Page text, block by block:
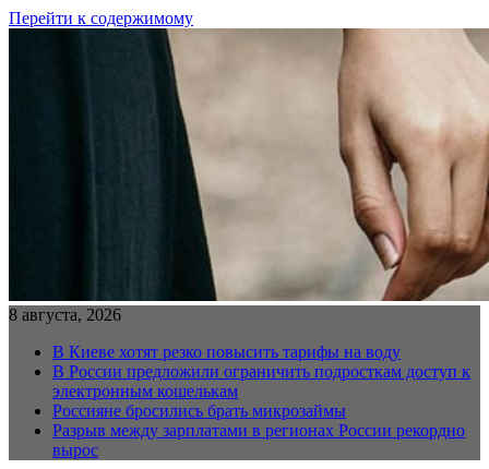
Перейти к содержимому
8 августа, 2026
В Киеве хотят резко повысить тарифы на воду
В России предложили ограничить подросткам доступ к
электронным кошелькам
Россияне бросились брать микрозаймы
Разрыв между зарплатами в регионах России рекордно
вырос